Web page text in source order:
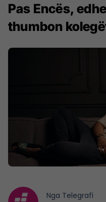
Pas Encës,
thumbon
Nga Telegrafi